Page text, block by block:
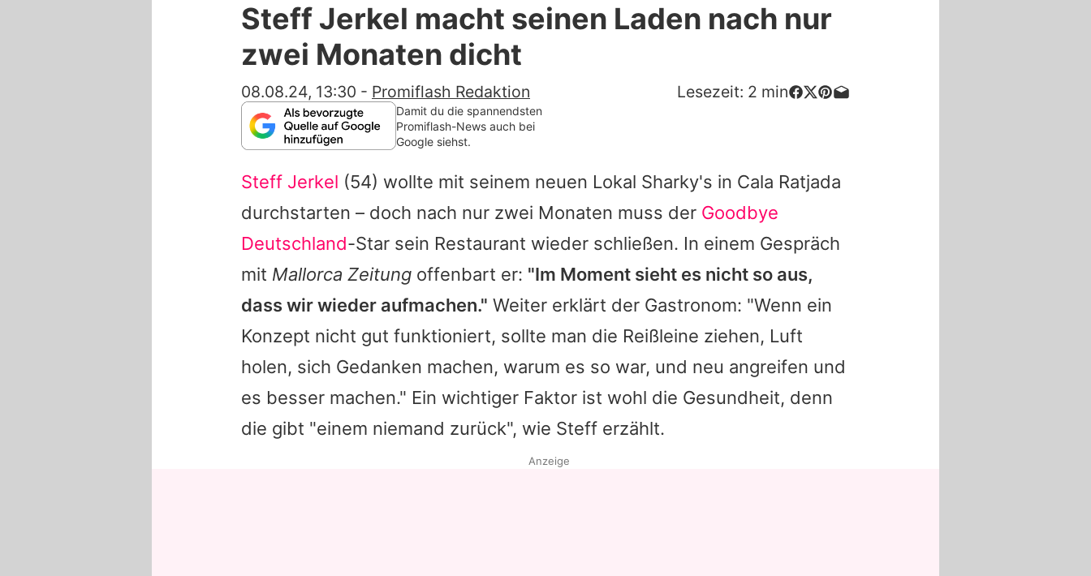
Nutzungsbedingungen
Utiq verwalten
Steff Jerkel macht seinen Laden nach nur
zwei Monaten dicht
08.08.24, 13:30 - Promiflash Redaktion Lesezeit: 2 min
Damit du die spannendsten
Promiflash-News auch bei
Google siehst.
Steff Jerkel (54) wollte mit seinem neuen Lokal Sharky's in Cala Ratjada
durchstarten – doch nach nur zwei Monaten muss der Goodbye
Deutschland-Star sein Restaurant wieder schließen. In einem Gespräch
mit Mallorca Zeitung offenbart er: "Im Moment sieht es nicht so aus,
dass wir wieder aufmachen." Weiter erklärt der Gastronom: "Wenn ein
Konzept nicht gut funktioniert, sollte man die Reißleine ziehen, Luft
holen, sich Gedanken machen, warum es so war, und neu angreifen und
es besser machen." Ein wichtiger Faktor ist wohl die Gesundheit, denn
die gibt "einem niemand zurück", wie Steff erzählt.
Anzeige